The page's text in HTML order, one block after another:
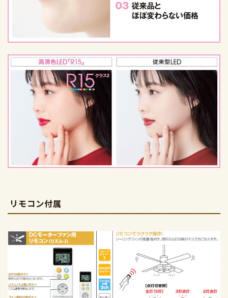
リモコン付属